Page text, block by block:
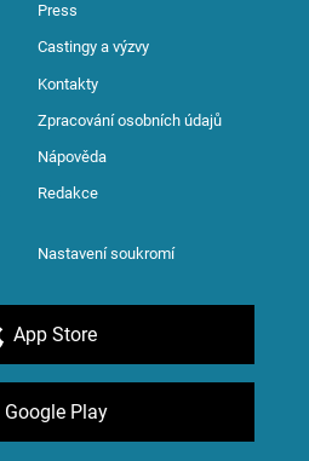
Press
Castingy a výzvy
Kontakty
Zpracování osobních údajů
Nápověda
Redakce
Nastavení soukromí
App Store
Google Play